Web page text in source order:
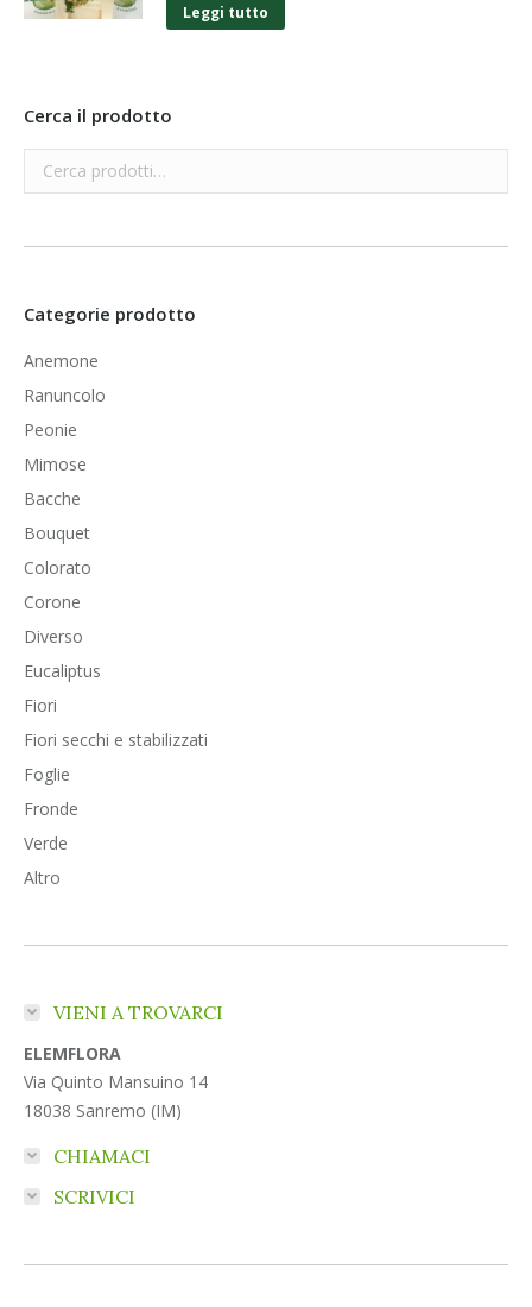
Leggi tutto
Cerca il prodotto
Categorie prodotto
Anemone
Ranuncolo
Peonie
Mimose
Bacche
Bouquet
Colorato
Corone
Diverso
Eucaliptus
Fiori
Fiori secchi e stabilizzati
Foglie
Fronde
Verde
Altro
VIENI A TROVARCI
ELEMFLORA
Via Quinto Mansuino 14
18038 Sanremo (IM)
CHIAMACI
SCRIVICI